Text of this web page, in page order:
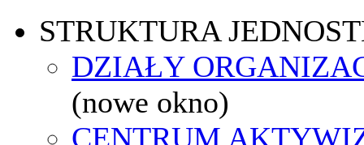
STRUKTURA
DZIAŁY
(nowe okno)
CENTRUM